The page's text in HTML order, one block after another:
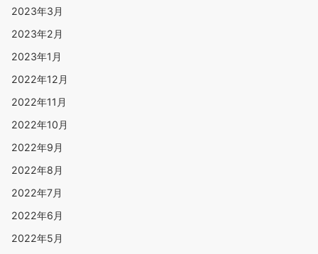
2023年3月
2023年2月
2023年1月
2022年12月
2022年11月
2022年10月
2022年9月
2022年8月
2022年7月
2022年6月
2022年5月